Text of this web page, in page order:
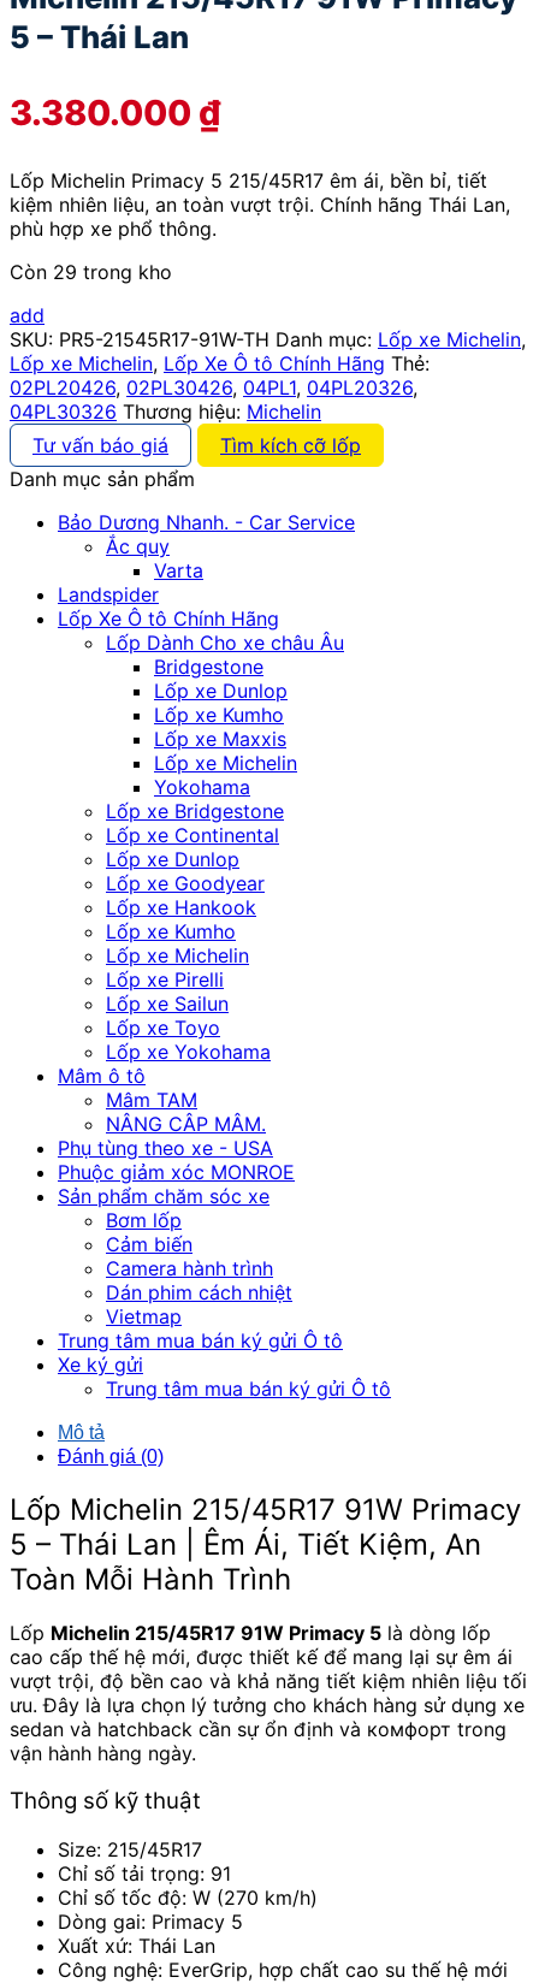
5 – Thái Lan
3.380.000 ₫
Lốp Michelin Primacy 5 215/45R17 êm ái, bền bỉ, tiết
kiệm nhiên liệu, an toàn vượt trội. Chính hãng Thái Lan,
phù hợp xe phổ thông.
Còn 29 trong kho
add
SKU: PR5-21545R17-91W-TH Danh mục: Lốp xe Michelin,
Lốp xe Michelin, Lốp Xe Ô tô Chính Hãng Thẻ:
02PL20426, 02PL30426, 04PL1, 04PL20326,
04PL30326 Thương hiệu: Michelin
Tư vấn báo giá
Tìm kích cỡ lốp
Danh mục sản phẩm
Bảo Dương Nhanh. - Car Service
Ắc quy
Varta
Landspider
Lốp Xe Ô tô Chính Hãng
Lốp Dành Cho xe châu Âu
Bridgestone
Lốp xe Dunlop
Lốp xe Kumho
Lốp xe Maxxis
Lốp xe Michelin
Yokohama
Lốp xe Bridgestone
Lốp xe Continental
Lốp xe Dunlop
Lốp xe Goodyear
Lốp xe Hankook
Lốp xe Kumho
Lốp xe Michelin
Lốp xe Pirelli
Lốp xe Sailun
Lốp xe Toyo
Lốp xe Yokohama
Mâm ô tô
Mâm TAM
NÂNG CÂP MÂM.
Phụ tùng theo xe - USA
Phuộc giảm xóc MONROE
Sản phẩm chăm sóc xe
Bơm lốp
Cảm biến
Camera hành trình
Dán phim cách nhiệt
Vietmap
Trung tâm mua bán ký gửi Ô tô
Xe ký gửi
Trung tâm mua bán ký gửi Ô tô
Mô tả
Đánh giá (0)
Lốp Michelin 215/45R17 91W Primacy
5 – Thái Lan | Êm Ái, Tiết Kiệm, An
Toàn Mỗi Hành Trình
Lốp Michelin 215/45R17 91W Primacy 5 là dòng lốp
cao cấp thế hệ mới, được thiết kế để mang lại sự êm ái
vượt trội, độ bền cao và khả năng tiết kiệm nhiên liệu tối
ưu. Đây là lựa chọn lý tưởng cho khách hàng sử dụng xe
sedan và hatchback cần sự ổn định và комфорт trong
vận hành hàng ngày.
Thông số kỹ thuật
Size: 215/45R17
Chỉ số tải trọng: 91
Chỉ số tốc độ: W (270 km/h)
Dòng gai: Primacy 5
Xuất xứ: Thái Lan
Công nghệ: EverGrip, hợp chất cao su thế hệ mới